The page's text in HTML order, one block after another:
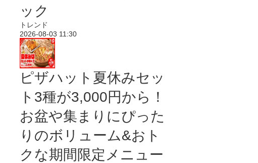
ック
トレンド
2026-08-03 11:30
ピザハット夏休みセッ
ト3種が3,000円から！
お盆や集まりにぴった
りのボリューム&おト
クな期間限定メニュー